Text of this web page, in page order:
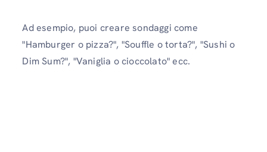
Ad esempio, puoi creare sondaggi come
"Hamburger o pizza?", "Souffle o torta?", "Sushi o
Dim Sum?", "Vaniglia o cioccolato" ecc.